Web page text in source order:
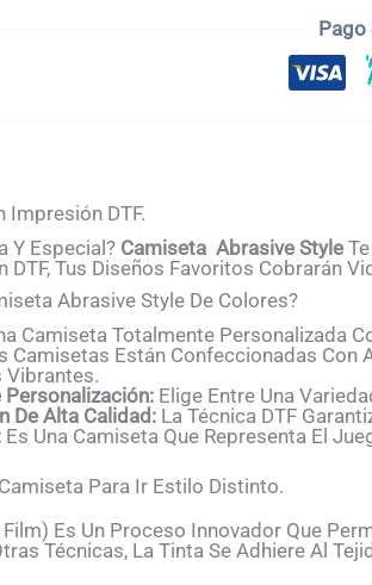
Pago
Impresión DTF.
Y Especial?Camiseta Abrasive Style
DTF, Tus Diseños Favoritos Cobrarán
Abrasive Style De Colores?
Camiseta Totalmente Personalizada
Camisetas Están Confeccionadas Con
Vibrantes.
Elige Entre Una
De Alta Calidad:La Técnica DTF
Es Una Camiseta Que Representa El
Para Ir Estilo Distinto.
Es Un Proceso Innovador Que
Técnicas, La Tinta Se Adhiere Al